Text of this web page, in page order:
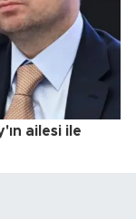
ailesi ile